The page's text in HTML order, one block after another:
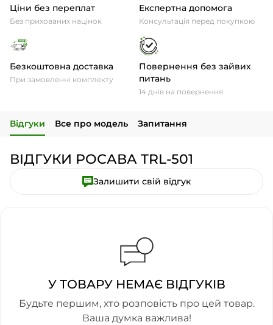
Ціни без переплат
Без прихованих націнок
Експертна допомога
Консультація перед покупкою
Безкоштовна доставка
При замовленні комплекту
Повернення без зайвих
питань
14 днів на повернення
Відгуки Все про модель Запитання
ВІДГУКИ РОСАВА TRL-501
Залишити свій відгук
У ТОВАРУ НЕМАЄ ВІДГУКІВ
Будьте першим, хто розповість про цей товар.
Ваша думка важлива!